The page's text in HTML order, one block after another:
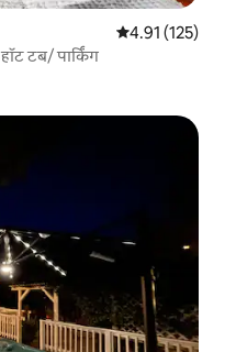
5 पैकी 4.91
4.91 (125)
SiliconV Milpitas 4b2b GreatMall हॉट टब/ पार्किंग